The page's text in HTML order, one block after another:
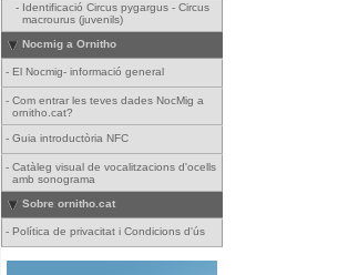
- Identificació Circus pygargus - Circus
macrourus (juvenils)
Nocmig a Ornitho
- El Nocmig- informació general
- Com entrar les teves dades NocMig a
ornitho.cat?
- Guia introductòria NFC
- Catàleg visual de vocalitzacions d'ocells
amb sonograma
Sobre ornitho.cat
- Política de privacitat i Condicions d'ús